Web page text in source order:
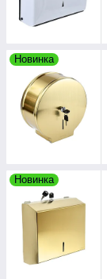
Новинка
Новинка